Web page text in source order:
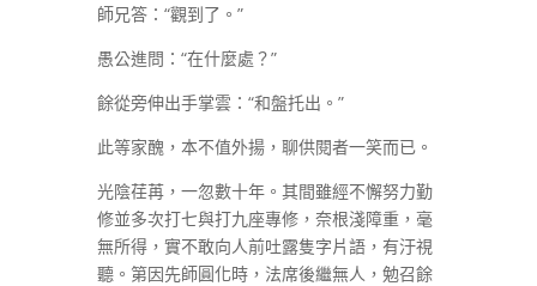
師兄答：“觀到了。”
愚公進問：“在什麼處？”
餘從旁伸出手掌雲：“和盤托出。”
此等家醜，本不值外揚，聊供閱者一笑而已。
光陰荏苒，一忽數十年。其間雖經不懈努力勤
修並多次打七與打九座專修，奈根淺障重，毫
無所得，實不敢向人前吐露隻字片語，有汙視
聽。第因先師圓化時，法席後繼無人，勉召餘